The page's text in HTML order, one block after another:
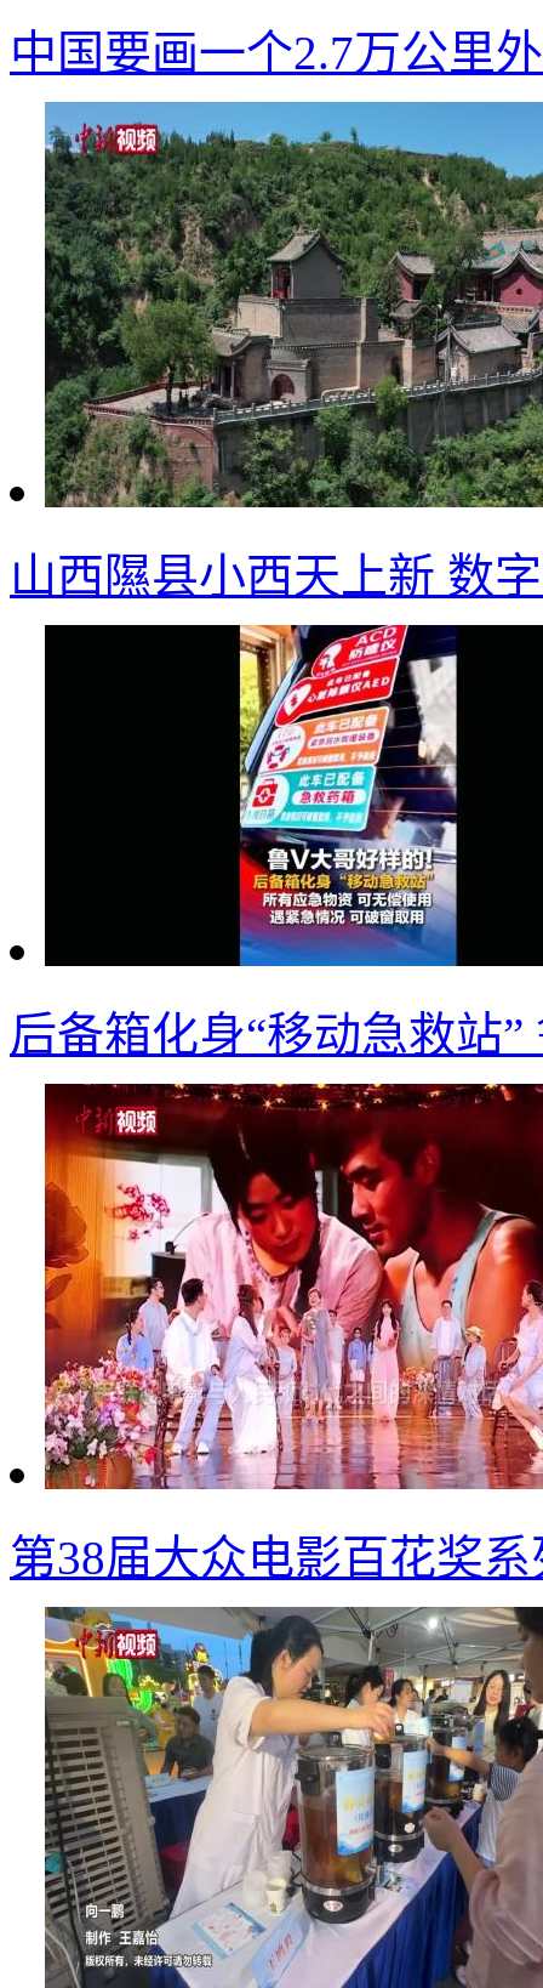
中国要画一个2.7万公里
山西隰县小西天上新 数
后备箱化身“移动急救站
第38届大众电影百花奖